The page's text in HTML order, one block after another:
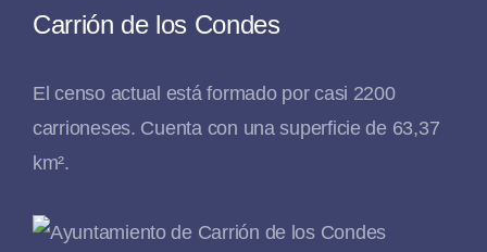
Carrión de los Condes
El censo actual está formado por casi 2200
carrioneses. Cuenta con una superficie de 63,37
km².